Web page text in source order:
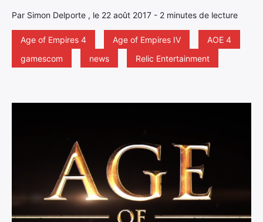
Par Simon Delporte , le 22 août 2017 - 2 minutes de lecture
Age of Empires 4 Age of Empires IV
AOE 4
gamescom
news Relic Entertainment